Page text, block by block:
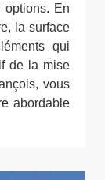
options. En
la surface
qui
de la mise
vous
abordable